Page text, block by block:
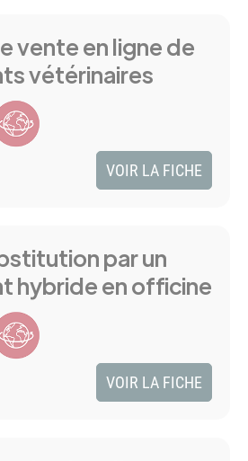
vente en ligne de
vétérinaires
VOIR LA FICHE
par un
hybride en officine
VOIR LA FICHE